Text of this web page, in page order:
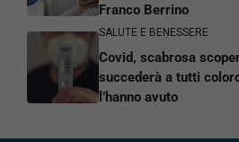
Franco Berrino
SALUTE E BENESSERE
Covid, scabrosa
succederà a tutti
l’hanno avuto